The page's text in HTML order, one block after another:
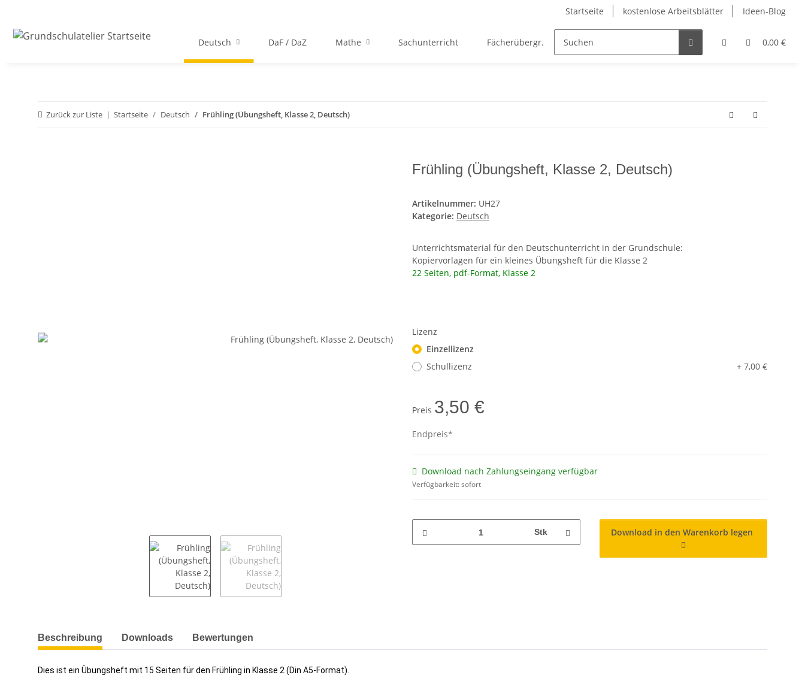
Startseite kostenlose Arbeitsblätter Ideen-Blog
0,00 €
Deutsch DaF / DaZ Mathe Sachunterricht Fächerübergr. Englisch Religion
Zurück zur Liste Startseite Deutsch Frühling (Übungsheft, Klasse 2, Deutsch)
Frühling (Übungsheft, Klasse 2, Deutsch)
Artikelnummer: UH27
Kategorie: Deutsch
Unterrichtsmaterial für den Deutschunterricht in der Grundschule:
Kopiervorlagen für ein kleines Übungsheft für die Klasse 2
22 Seiten, pdf-Format, Klasse 2
Lizenz
Einzellizenz
Schullizenz
+ 7,00 €
Preis 3,50 €
Endpreis*
Download nach Zahlungseingang verfügbar
Verfügbarkeit:sofort
Stk Download in den Warenkorb legen
weitere Registerkarten anzeigen
Beschreibung Downloads Bewertungen
Dies ist ein Übungsheft mit 15 Seiten für den Frühling in Klasse 2 (Din A5-Format).